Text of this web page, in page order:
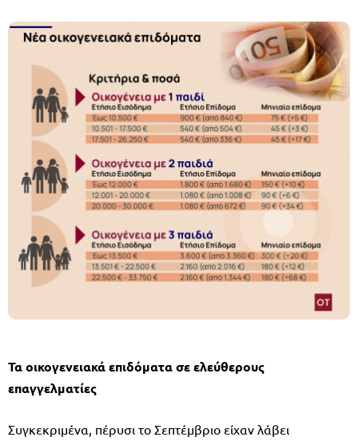
Τα οικογενειακά επιδόματα σε ελεύθερους
επαγγελματίες
Συγκεκριμένα, πέρυσι το Σεπτέμβριο είχαν λάβει